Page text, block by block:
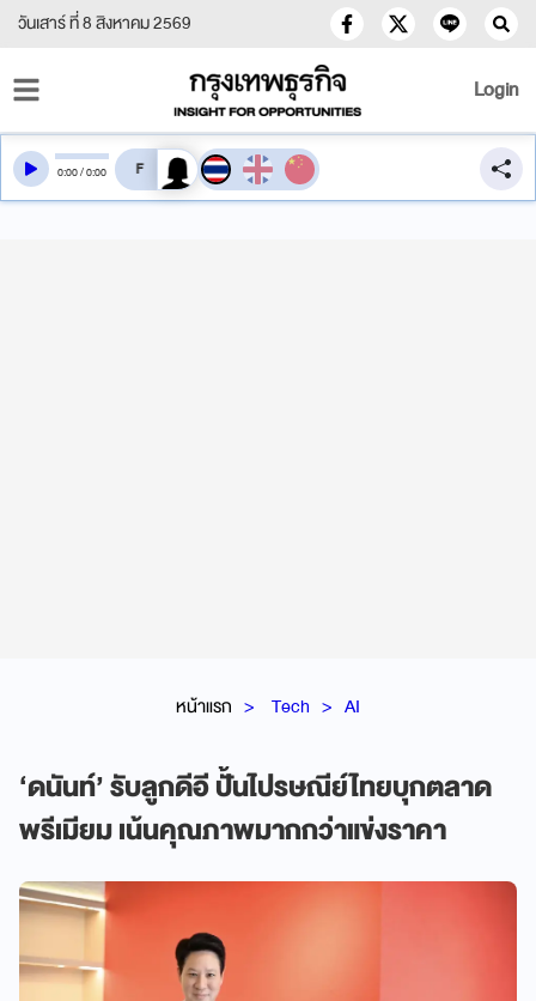
วันเสาร์ ที่ 8 สิงหาคม 2569
Login
หน้าแรก Tech AI
‘ดนันท์’ รับลูกดีอี ปั้นไปรษณีย์ไทยบุกตลาด
พรีเมียม เน้นคุณภาพมากกว่าแข่งราคา
0:00/0:00 สลับเสียงอ่าน